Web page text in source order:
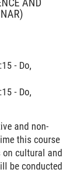
AND
- Do,
- Do,
and non-
this course
cultural and
be conducted